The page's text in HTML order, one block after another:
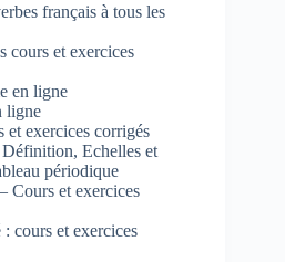
français à tous les
cours et exercices
en ligne
ligne
et exercices corrigés
Echelles et
périodique
Cours et exercices
cours et exercices